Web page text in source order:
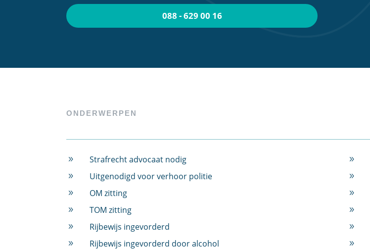
088 - 629 00 16
ONDERWERPEN
9 Strafrecht advocaat nodig
9 Uitgenodigd voor verhoor politie
9 OM zitting
9 TOM zitting
9 Rijbewijs ingevorderd
9 Rijbewijs ingevorderd door alcohol
9
9
9
9
9
9